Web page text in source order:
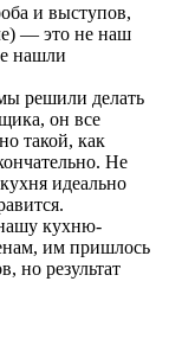
и выступов,
— это не наш
нашли
решили делать
он все
такой, как
Не
идеально
кухню-
им пришлось
но результат